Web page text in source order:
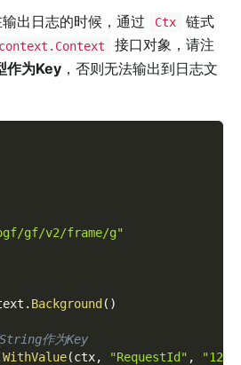
出日志的时候，通过 Ctx
链式
context.Context
接口对象，请注
作为Key ，否则无法输出到日志文
gf/v2/frame/g"
. Background( )
作为Key
WithValue(ctx, "RequestId" ,